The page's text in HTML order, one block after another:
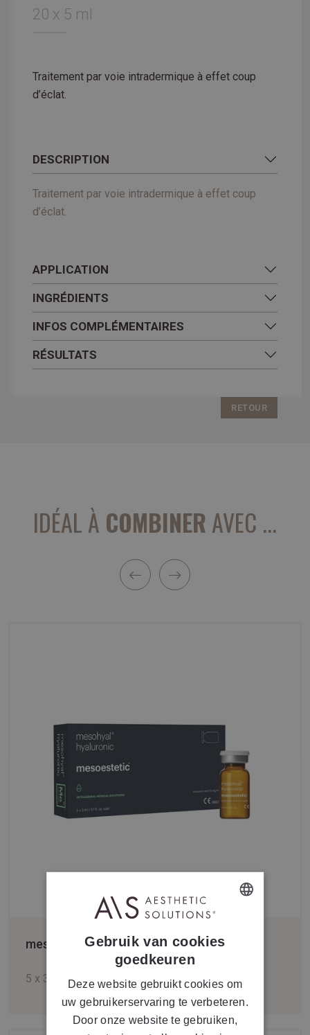
20 x 5 ml
Traitement par voie intradermique à effet coup
d’éclat.
DESCRIPTION
Traitement par voie intradermique à effet coup
d’éclat.
APPLICATION
INGRÉDIENTS
INFOS COMPLÉMENTAIRES
RÉSULTATS
RETOUR
IDÉAL À COMBINERAVEC ...
mesoestetic® mesohyal hyaluronic
5 x 3 ml
FRENCH
Gebruik van cookies
goedkeuren
Deze website gebruikt cookies om
uw gebruikerservaring te verbeteren.
Door onze website te gebruiken,